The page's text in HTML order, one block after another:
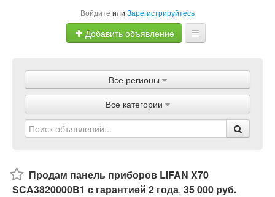
Войдите или Зарегистрируйтесь
Добавить объявление
Объявления
Магазины
Услуги
Все регионы
Все категории
Продам панель приборов LIFAN X70
SCA3820000B1 с гарантией 2 года, 35 000 руб.